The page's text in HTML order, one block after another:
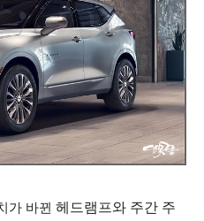
가 바뀐 헤드램프와 주간 주